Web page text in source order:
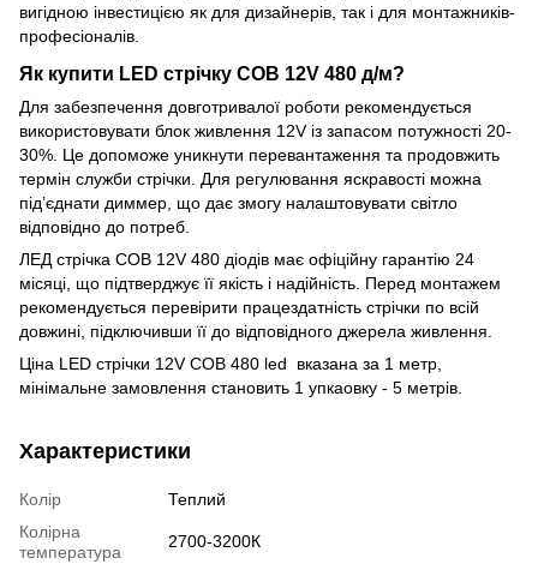
вигідною інвестицією як для дизайнерів, так і для монтажників-
професіоналів.
Як купити LED стрічку COB 12V 480 д/м?
Для забезпечення довготривалої роботи рекомендується
використовувати блок живлення 12V із запасом потужності 20-
30%. Це допоможе уникнути перевантаження та продовжить
термін служби стрічки. Для регулювання яскравості можна
під’єднати диммер, що дає змогу налаштовувати світло
відповідно до потреб.
ЛЕД стрічка COB 12V 480 діодів має офіційну гарантію 24
місяці, що підтверджує її якість і надійність. Перед монтажем
рекомендується перевірити працездатність стрічки по всій
довжині, підключивши її до відповідного джерела живлення.
Ціна LED стрічки 12V COB 480 led вказана за 1 метр,
мінімальне замовлення становить 1 упкаовку - 5 метрів.
Характеристики
Колір
Теплий
Колірна
температура
2700-3200К